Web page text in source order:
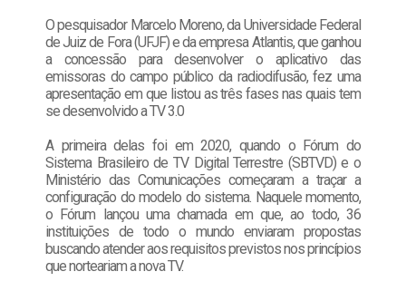
O pesquisador Marcelo Moreno, da Universidade Federal
de Juiz de Fora (UFJF) e da empresa Atlantis, que ganhou
a concessão para desenvolver o aplicativo das
emissoras do campo público da radiodifusão, fez uma
apresentação em que listou as três fases nas quais tem
se desenvolvido a TV 3.0
A primeira delas foi em 2020, quando o Fórum do
Sistema Brasileiro de TV Digital Terrestre (SBTVD) e o
Ministério das Comunicações começaram a traçar a
configuração do modelo do sistema. Naquele momento,
o Fórum lançou uma chamada em que, ao todo, 36
instituições de todo o mundo enviaram propostas
buscando atender aos requisitos previstos nos princípios
que norteariam a nova TV.